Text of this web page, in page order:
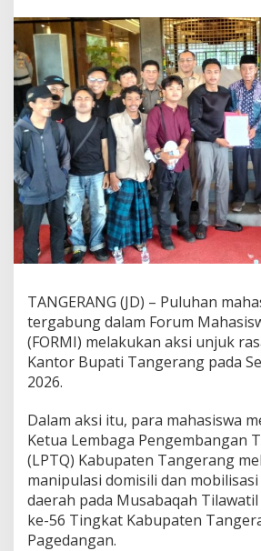
a
t
e
n
T
a
n
g
e
r
a
n
g
:
P
e
e
r
t
a
M
a
r
i
L
u
a
r
B
TANGERANG (JD) – Puluhan
tergabung dalam Forum
(FORMI) melakukan aksi unjuk
Kantor Bupati Tangerang pada
2026.
Dalam aksi itu, para mahasiswa
Ketua Lembaga Pengembangan
(LPTQ) Kabupaten Tangerang
manipulasi domisili dan
daerah pada Musabaqah Tilawatil
ke-56 Tingkat Kabupaten
Pagedangan.